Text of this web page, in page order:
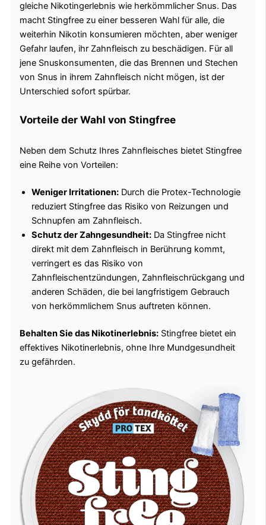
gleiche Nikotingerlebnis wie herkömmlicher Snus. Das
macht Stingfree zu einer besseren Wahl für alle, die
weiterhin Nikotin konsumieren möchten, aber weniger
Gefahr laufen, ihr Zahnfleisch zu beschädigen. Für all
jene Snuskonsumenten, die das Brennen und Stechen
von Snus in ihrem Zahnfleisch nicht mögen, ist der
Unterschied sofort spürbar.
Vorteile der Wahl von Stingfree
Neben dem Schutz Ihres Zahnfleisches bietet Stingfree
eine Reihe von Vorteilen:
Weniger Irritationen:Durch die Protex-Technologie
reduziert Stingfree das Risiko von Reizungen und
Schnupfen am Zahnfleisch.
Schutz der Zahngesundheit:Da Stingfree nicht
direkt mit dem Zahnfleisch in Berührung kommt,
verringert es das Risiko von
Zahnfleischentzündungen, Zahnfleischrückgang und
anderen Schäden, die bei langfristigem Gebrauch
von herkömmlichem Snus auftreten können.
Behalten Sie das Nikotinerlebnis:Stingfree bietet ein
effektives Nikotinerlebnis, ohne Ihre Mundgesundheit
zu gefährden.